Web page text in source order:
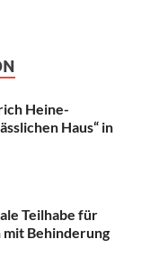
Heine-
Haus“ in
Teilhabe für
mit Behinderung